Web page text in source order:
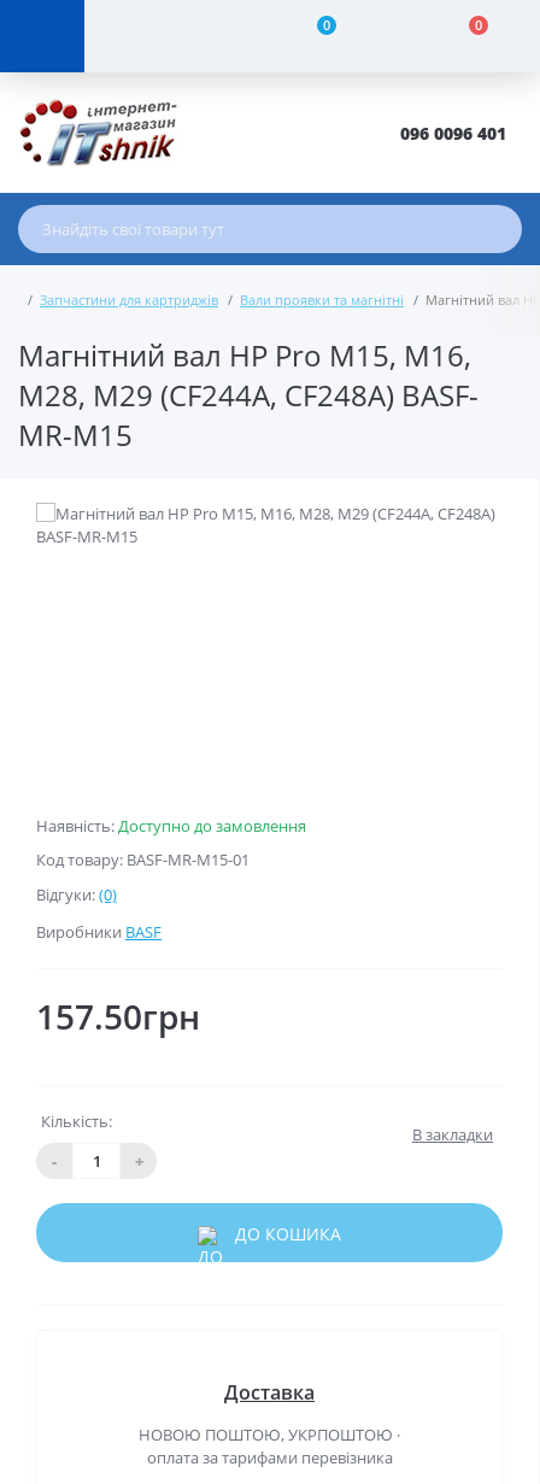
0 0
096 0096 401
Запчастини для картриджів Вали проявки та магнітні Магнітний вал
Магнітний вал HP Pro M15, M16,
M28, M29 (CF244A, CF248A) BASF-
MR-M15
Наявність:Доступно до замовлення
Код товару: BASF-MR-M15-01
Відгуки:(0)
Виробники BASF
157.50грн
Кількість:
-
+
В закладки
ДО КОШИКА
Доставка
НОВОЮ ПОШТОЮ, УКРПОШТОЮ ·
оплата за тарифами перевізника